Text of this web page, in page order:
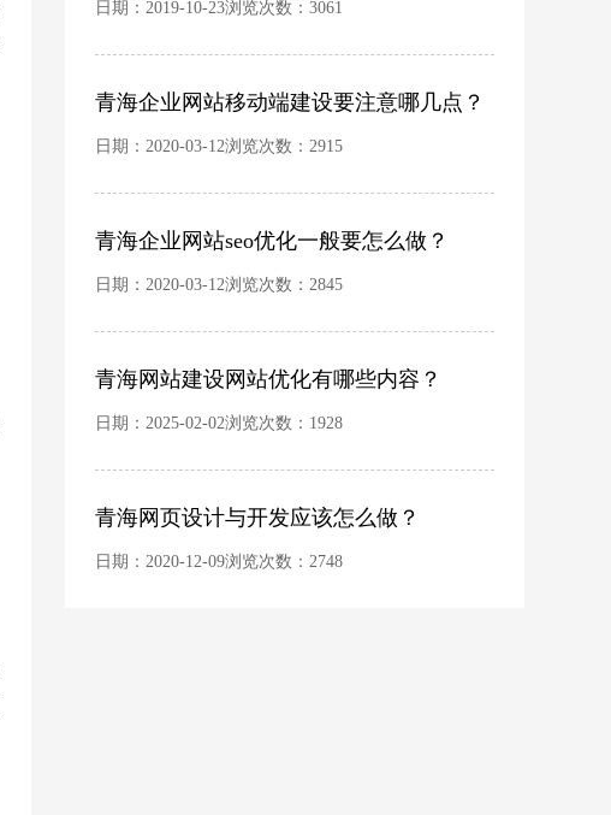
日期：2019-10-23浏览次数：3061
青海企业网站移动端建设要注意哪几点？
日期：2020-03-12浏览次数：2915
青海企业网站seo优化一般要怎么做？
日期：2020-03-12浏览次数：2845
青海网站建设网站优化有哪些内容？
日期：2025-02-02浏览次数：1928
青海网页设计与开发应该怎么做？
日期：2020-12-09浏览次数：2748